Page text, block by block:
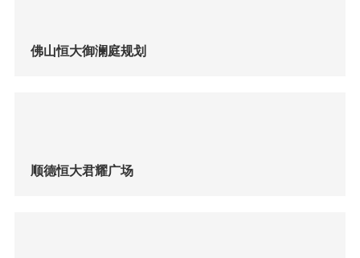
佛山恒大御澜庭规划
顺德恒大君耀广场